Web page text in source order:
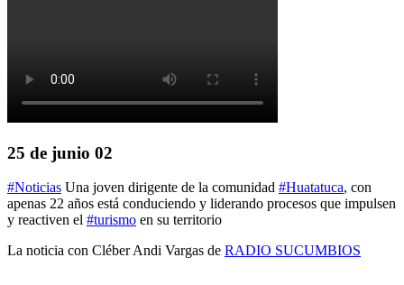
25 de junio 02
#Noticias Una joven dirigente de la comunidad #Huatatuca, con
apenas 22 años está conduciendo y liderando procesos que impulsen
y reactiven el #turismo en su territorio
La noticia con Cléber Andi Vargas de RADIO SUCUMBIOS